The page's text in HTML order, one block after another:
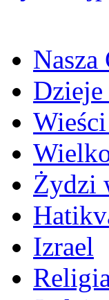
Żydzi
Izrael